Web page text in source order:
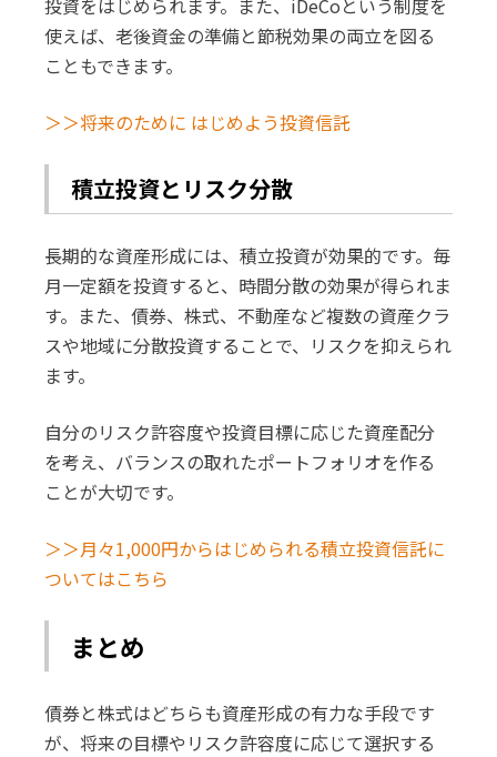
投資をはじめられます。また、iDeCoという制度を
使えば、老後資金の準備と節税効果の両立を図る
こともできます。
＞＞将来のために はじめよう投資信託
積立投資とリスク分散
長期的な資産形成には、積立投資が効果的です。毎
月一定額を投資すると、時間分散の効果が得られま
す。また、債券、株式、不動産など複数の資産クラ
スや地域に分散投資することで、リスクを抑えられ
ます。
自分のリスク許容度や投資目標に応じた資産配分
を考え、バランスの取れたポートフォリオを作る
ことが大切です。
＞＞月々1,000円からはじめられる積立投資信託に
ついてはこちら
まとめ
債券と株式はどちらも資産形成の有力な手段です
が、将来の目標やリスク許容度に応じて選択する